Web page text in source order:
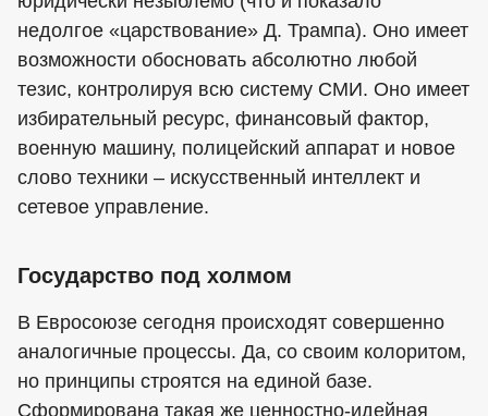
недолгое «царствование» Д. Трампа). Оно имеет
возможности обосновать абсолютно любой
тезис, контролируя всю систему СМИ. Оно имеет
избирательный ресурс, финансовый фактор,
военную машину, полицейский аппарат и новое
слово техники – искусственный интеллект и
сетевое управление.
Государство под холмом
В Евросоюзе сегодня происходят совершенно
аналогичные процессы. Да, со своим колоритом,
но принципы строятся на единой базе.
Сформирована такая же ценностно-идейная